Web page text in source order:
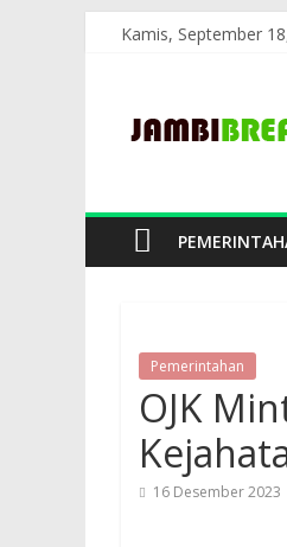
Kamis, September
Pemerintahan
OJK
16 Desember 2023